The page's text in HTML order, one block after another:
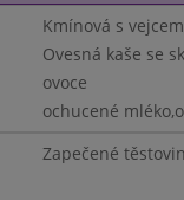
Kmínová s vejcem
Ovesná kaše se
ovoce
ochucené
Zapečené